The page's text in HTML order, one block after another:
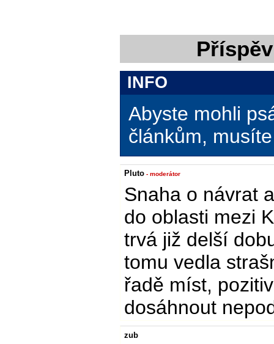
INFO
Abyste mohli
článkům,
Pluto - moderátor
Snaha o návrat
do oblasti mezi
trvá již delší
tomu vedla
řadě míst,
dosáhnout
zub